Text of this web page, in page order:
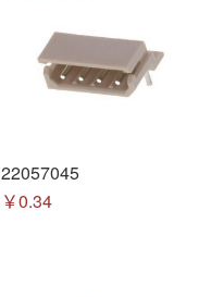
22057045
￥0.34